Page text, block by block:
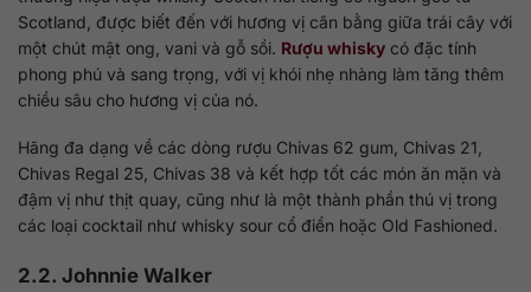
Scotland, được biết đến với hương vị cân bằng giữa trái cây với
một chút mật ong, vani và gỗ sồi. Rượu whisky có đặc tính
phong phú và sang trọng, với vị khói nhẹ nhàng làm tăng thêm
chiều sâu cho hương vị của nó.
Hãng đa dạng về các dòng rượu Chivas 62 gum, Chivas 21,
Chivas Regal 25, Chivas 38 và kết hợp tốt các món ăn mặn và
đậm vị như thịt quay, cũng như là một thành phần thú vị trong
các loại cocktail như whisky sour cổ điển hoặc Old Fashioned.
2.2. Johnnie Walker